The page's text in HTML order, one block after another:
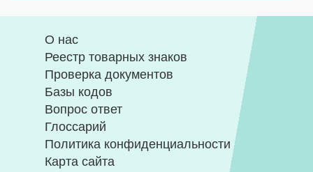
О нас
Реестр товарных знаков
Проверка документов
Базы кодов
Вопрос ответ
Глоссарий
Политика конфиденциальности
Карта сайта